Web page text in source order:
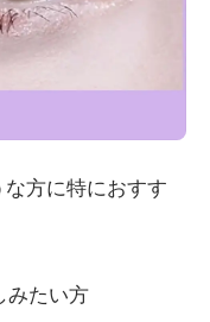
方に特におすす
みたい方